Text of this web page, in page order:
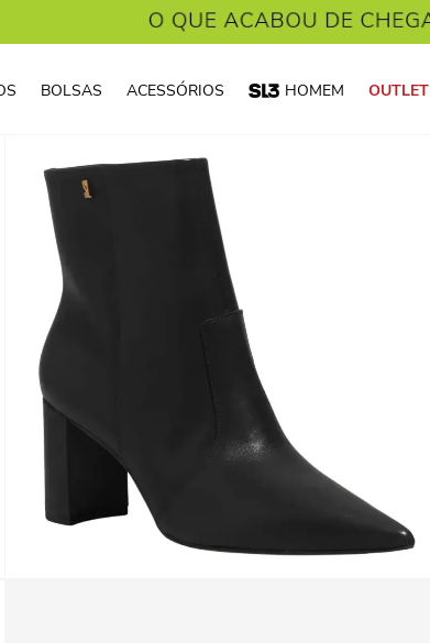
BOLSAS ACESSÓRIOS HOMEM OUTLET